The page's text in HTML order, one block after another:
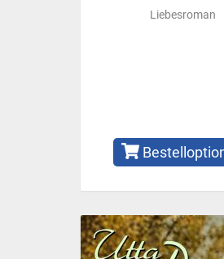
Liebesroman